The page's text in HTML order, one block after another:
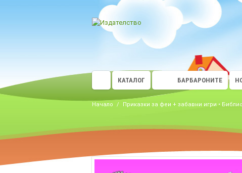
КАТАЛОГ БАРБАРОНИТЕ
Начало / Приказки за феи + забавни игри •